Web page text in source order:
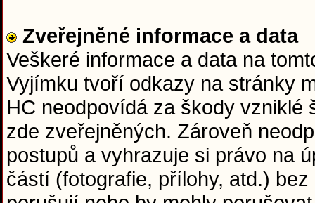
Zveřejněné informace a data
Veškeré informace a data na
Vyjímku tvoří odkazy na stránky
HC neodpovídá za škody vzniklé
zde zveřejněných. Zároveň
postupů a vyhrazuje si právo na
částí (fotografie, přílohy, atd.)